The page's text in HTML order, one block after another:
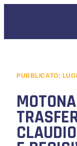
PUBBLICATO: